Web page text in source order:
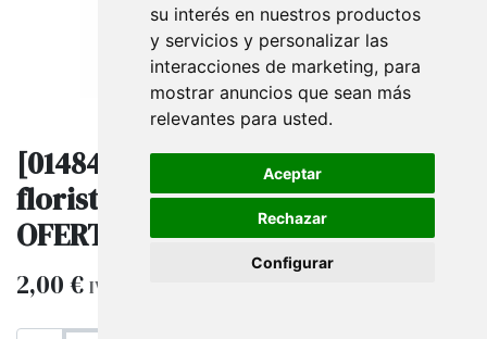
su interés en nuestros productos
y servicios y personalizar las
interacciones de marketing, para
mostrar anuncios que sean más
relevantes para usted.
Aceptar
Rechazar
Configurar
[014845] Cinta de malla de
floristería blanca 16CM 4.5M
OFERTA
2,00€ IVA excluido